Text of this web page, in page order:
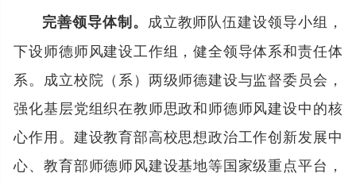
完善领导体制。 成立教师队伍建设领导小组，
下设师德师风建设工作组，健全领导体系和责任体
系。成立校院（系）两级师德建设与监督委员会，
强化基层党组织在教师思政和师德师风建设中的核
心作用。建设教育部高校思想政治工作创新发展中
心、教育部师德师风建设基地等国家级重点平台，